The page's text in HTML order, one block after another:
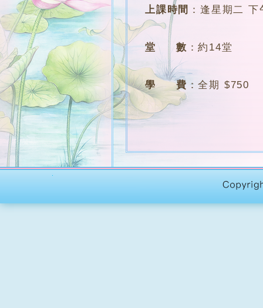
上課時間 ：逢星期二
堂 數 ：約14堂
學 費 ：全期 $750